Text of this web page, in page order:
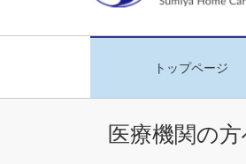
トップページ
医療機関の